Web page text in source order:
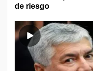
de riesgo